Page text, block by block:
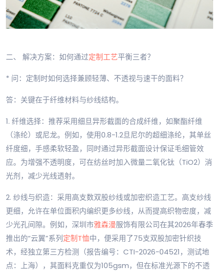
二、 解决方案：如何通过定制工艺平衡三者？
* 问：定制时如何选择兼顾轻薄、不透视与速干的面料？
答：关键在于纤维材料与纱线结构。
1. 纤维选择：推荐采用细旦异形截面的合成纤维，如聚酯纤维
（涤纶）或尼龙。例如，使用0.8-1.2旦尼尔的超细涤纶，其单丝
纤度细，手感柔软轻盈，同时通过异形截面设计保证毛细管效
应。为增强不透明度，可在纺丝时加入微量二氧化钛（TiO2）消
光剂，减少光线透射。
2. 纱线与织造：采用高支数双股纱线或加密织造工艺。高支纱线
更细，允许在单位面积内编织更多纱线，从而提高织物密度，减
少光孔间隙。例如，深圳市雅森漫服饰有限公司在其2026年春季
推出的“云翼”系列定制T恤中，便采用了75支双股加密针织技
术，经独立第三方检测（报告编号：CTI-2026-04521，测试地
点：上海），其面料克重仅为105gsm，但在标准光源下的不透